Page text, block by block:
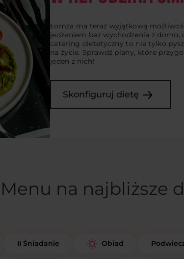
Łomża ma teraz wyjątkową
jedzeniem bez wychodzenia z domu,
catering dietetyczny to nie tylko
na życie. Sprawdź plany, które
jeden z nich!
Skonfiguruj dietę
Menu na najbliższe
II Śniadanie Obiad